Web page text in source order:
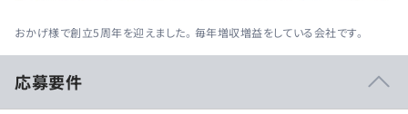
おかげ様で創立5周年を迎えました。 毎年増収増益をしている会社です。
応募要件